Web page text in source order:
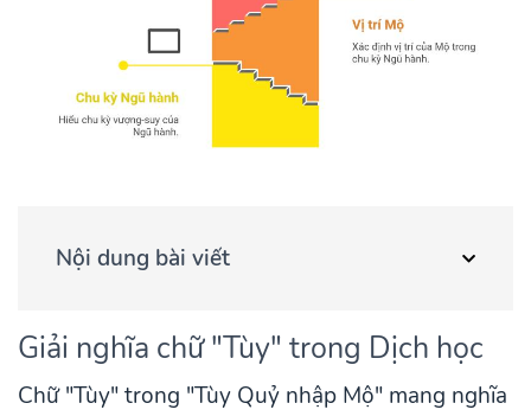
Nội dung bài viết
Giải nghĩa chữ "Tùy" trong Dịch học
Chữ "Tùy" trong "Tùy Quỷ nhập Mộ" mang nghĩa